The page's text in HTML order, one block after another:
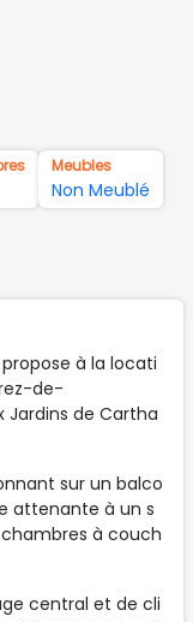
Meubles
Non Meublé
à la locati
de-
Jardins de Cartha
sur un balco
attenante à un s
à couch
central et de cli